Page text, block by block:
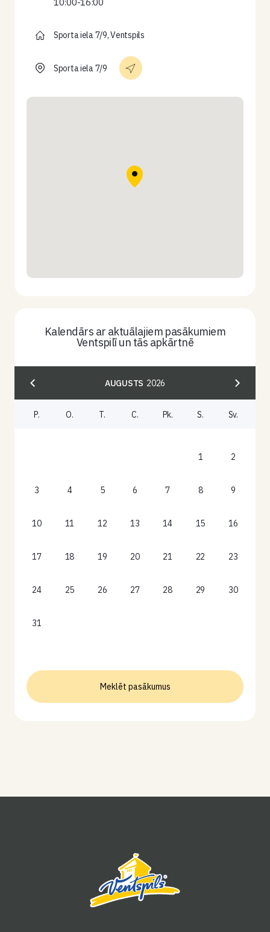
Sporta iela 7/9, Ventspils
Sporta iela 7/9
Kalendārs ar aktuālajiem pasākumiem
Ventspilī un tās apkārtnē
AUGUSTS 2026
P. O. T. C. Pk. S. Sv.
1 2
3 4 5 6 7 8 9
10 11 12 13 14 15 16
17 18 19 20 21 22 23
24 25 26 27 28 29 30
31
Meklēt pasākumus